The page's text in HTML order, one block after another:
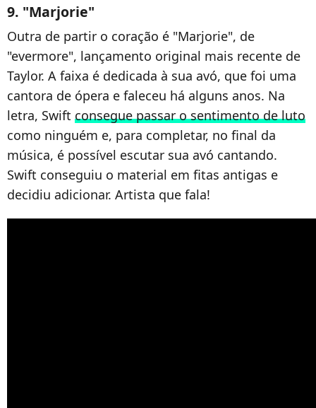
9. "Marjorie"
Outra de partir o coração é "Marjorie", de
"evermore", lançamento original mais recente de
Taylor. A faixa é dedicada à sua avó, que foi uma
cantora de ópera e faleceu há alguns anos. Na
letra, Swift consegue passar o sentimento de luto
como ninguém e, para completar, no final da
música, é possível escutar sua avó cantando.
Swift conseguiu o material em fitas antigas e
decidiu adicionar. Artista que fala!